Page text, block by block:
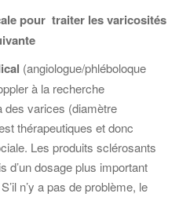
pour traiter les varicosités
(angiologue/phléboloque
à la recherche
des varices (diamètre
thérapeutiques et donc
Les produits sclérosants
d’un dosage plus important
n’y a pas de problème, le